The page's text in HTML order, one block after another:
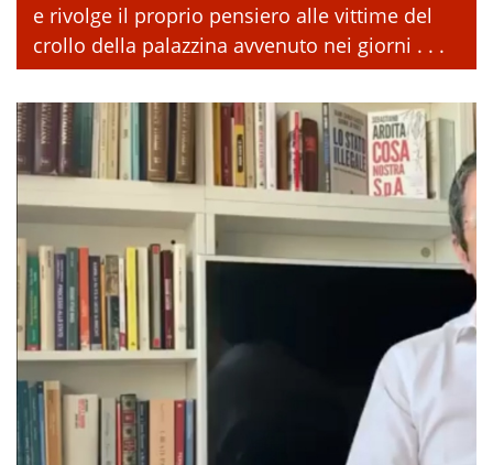
e rivolge il proprio pensiero alle vittime del
crollo della palazzina avvenuto nei giorni . . .